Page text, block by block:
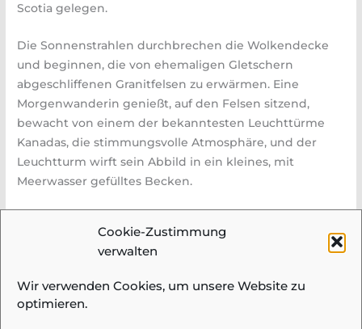
Cookie-Zustimmung
verwalten
Wir verwenden Cookies, um unsere Website zu
optimieren.
Scotia gelegen.
Die Sonnenstrahlen durchbrechen die Wolkendecke
und beginnen, die von ehemaligen Gletschern
abgeschliffenen Granitfelsen zu erwärmen. Eine
Morgenwanderin genießt, auf den Felsen sitzend,
bewacht von einem der bekanntesten Leuchttürme
Kanadas, die stimmungsvolle Atmosphäre, und der
Leuchtturm wirft sein Abbild in ein kleines, mit
Meerwasser gefülltes Becken.